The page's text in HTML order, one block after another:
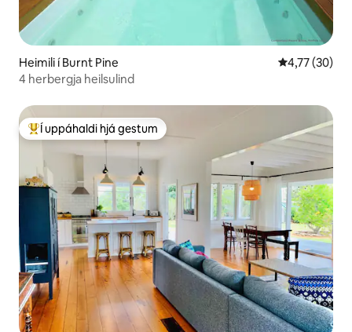
Heimili í Burnt Pine 4,77 af 5 í
4,77 (30)
4 herbergja heilsulind
Í mestu uppáhaldi hjá gestum
Í uppáhaldi hjá gestum